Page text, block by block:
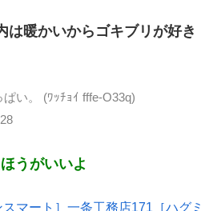
は暖かいからゴキブリが好き
い。 (ﾜｯﾁｮｲ fffe-O33q)
うがいいよ
スマート］一条工務店171［ハグミ